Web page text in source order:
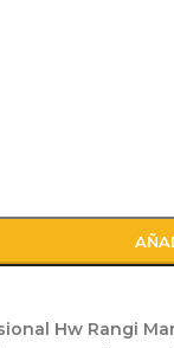
Hw Rangi